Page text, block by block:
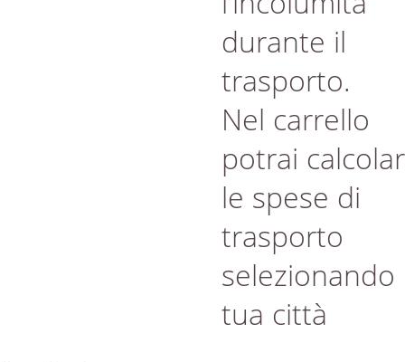
durante il
trasporto.
Nel carrello
potrai
le spese di
trasporto
selezionando
tua città